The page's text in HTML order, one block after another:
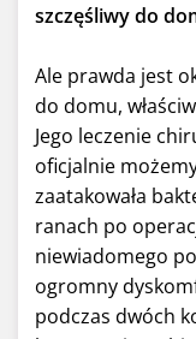
szczęśliwy do
Ale prawda jest
do domu,
Jego leczenie
oficjalnie
zaatakowała
ranach po
niewiadomego
ogromny
podczas dwóch